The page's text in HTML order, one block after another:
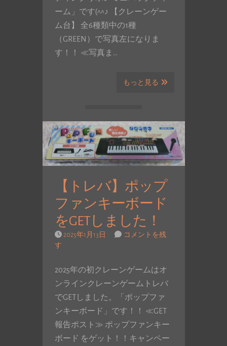
ーム」です(^^♪ 【クレーンゲー
ム台】 全6種類中の1種
（GREEN）で写真左になりま
す！！ ≪写真ま…
もっと見る
【トレバ】ポップ
ファンキーボード
をGETしました！
2025年1月13日
コメントを残
す
2025年の初クレーンゲームはオ
ンラインクレーンゲームトレバ
でGETしました。「ポップファ
ンキーボード」です！！ ≪GET
報告ポスト≫ ポップファンキー
ボード をゲット！！キャンペー